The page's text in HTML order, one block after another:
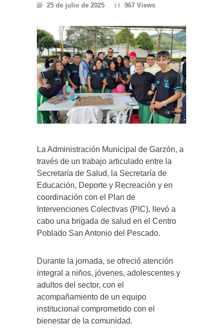
25 de julio de 2025
967 Views
La Administración Municipal de Garzón, a
través de un trabajo articulado entre la
Secretaría de Salud, la Secretaría de
Educación, Deporte y Recreación y en
coordinación con el Plan de
Intervenciones Colectivas (PIC), llevó a
cabo una brigada de salud en el Centro
Poblado San Antonio del Pescado.
Durante la jornada, se ofreció atención
integral a niños, jóvenes, adolescentes y
adultos del sector, con el
acompañamiento de un equipo
institucional comprometido con el
bienestar de la comunidad.